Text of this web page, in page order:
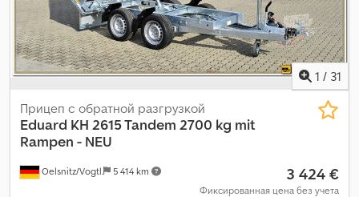
1 / 31
Oelsnitz/Vogtl. 5 414 km
Прицеп с обратной разгрузкой
Eduard KH 2615 Tandem 2700 kg mit
Rampen - NEU
3 424 €
Фиксированная цена без учета